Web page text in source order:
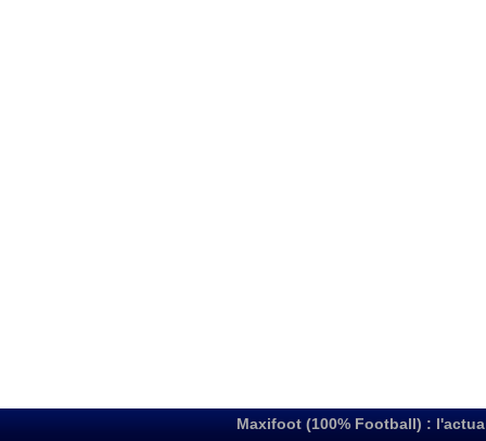
Maxifoot (100% Football) :